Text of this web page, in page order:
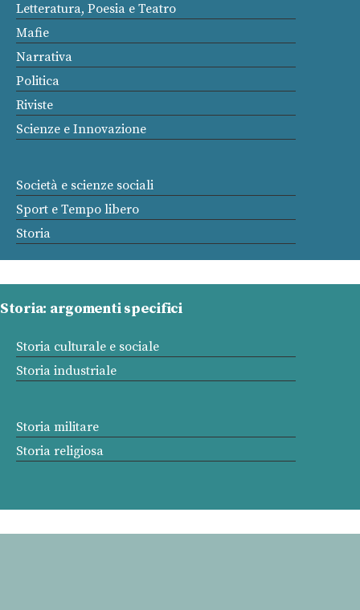
Letteratura, Poesia e Teatro
Mafie
Narrativa
Politica
Riviste
Scienze e Innovazione
Società e scienze sociali
Sport e Tempo libero
Storia
Storia: argomenti specifici
Storia culturale e sociale
Storia industriale
Storia militare
Storia religiosa